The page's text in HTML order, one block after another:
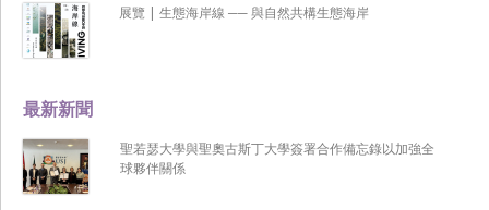
最新新聞
聖若瑟大學與聖奧古斯丁大學簽署合作備忘錄以加強全
球夥伴關係
展覽 | 生態海岸線 ── 與自然共構生態海岸